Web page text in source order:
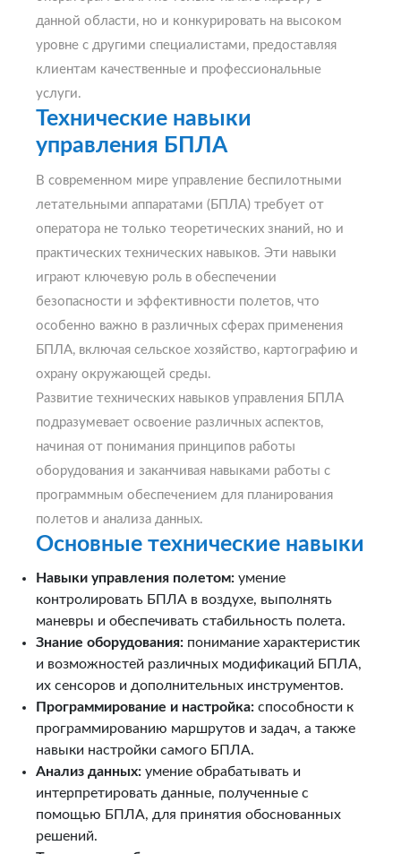
данной области, но и конкурировать на высоком
уровне с другими специалистами, предоставляя
клиентам качественные и профессиональные
услуги.
Технические навыки
управления БПЛА
В современном мире управление беспилотными
летательными аппаратами (БПЛА) требует от
оператора не только теоретических знаний, но и
практических технических навыков. Эти навыки
играют ключевую роль в обеспечении
безопасности и эффективности полетов, что
особенно важно в различных сферах применения
БПЛА, включая сельское хозяйство, картографию и
охрану окружающей среды.
Развитие технических навыков управления БПЛА
подразумевает освоение различных аспектов,
начиная от понимания принципов работы
оборудования и заканчивая навыками работы с
программным обеспечением для планирования
полетов и анализа данных.
Основные технические навыки
Навыки управления полетом: умение
контролировать БПЛА в воздухе, выполнять
маневры и обеспечивать стабильность полета.
Знание оборудования: понимание характеристик
и возможностей различных модификаций БПЛА,
их сенсоров и дополнительных инструментов.
Программирование и настройка: способности к
программированию маршрутов и задач, а также
навыки настройки самого БПЛА.
Анализ данных: умение обрабатывать и
интерпретировать данные, полученные с
помощью БПЛА, для принятия обоснованных
решений.